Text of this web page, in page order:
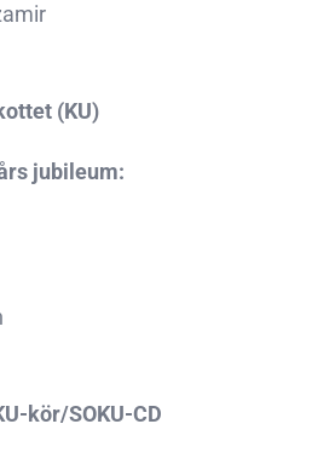
(KU)
jubileum:
kör/SOKU-CD